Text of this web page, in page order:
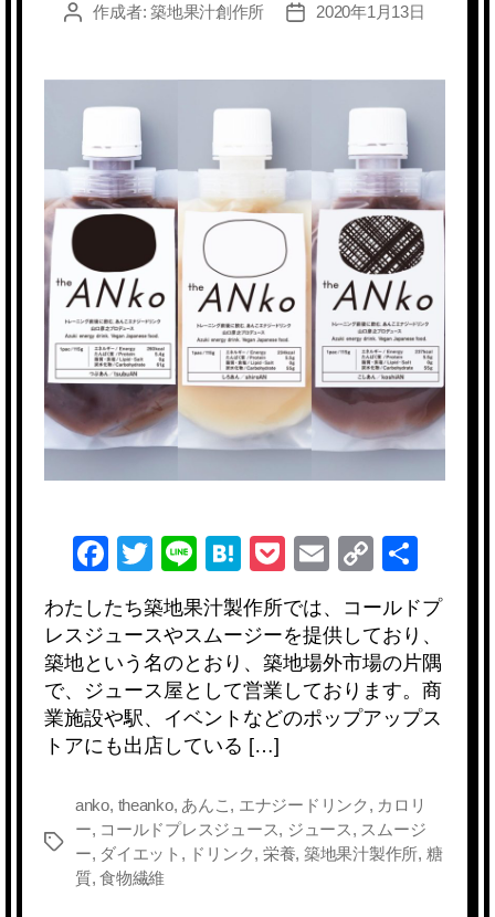
投
作成者:築地果汁創作所
投
2020年1月13日
F
c
e
b
o
o
k
T
wi
tt
er
Li
n
e
H
at
e
n
a
P
ck
et
E
ail
C
p
y
Li
n
共
有
わたしたち築地果汁製作所では、コールドプ
レスジュースやスムージーを提供しており、
築地という名のとおり、築地場外市場の片隅
で、ジュース屋として営業しております。商
業施設や駅、イベントなどのポップアップス
トアにも出店している […]
タ
anko, theanko, あんこ , エナジードリンク , カロリ
ー, コールドプレスジュース, ジュース, スムージ
ー, ダイエット , ドリンク, 栄養, 築地果汁製作所, 糖
質,食物繊維